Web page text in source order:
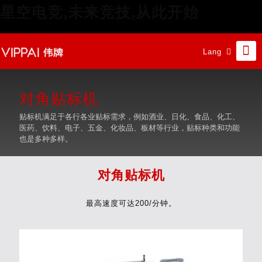
Lang
对角贴标机
贴标机满足于各行各业贴标需求，例如酒业、日化、食品、化工、
医药、饮料、电子、五金、化妆品、板材等行业，贴标种类和功能
也是多种多样。
对角贴标机
最高速度可达200/分钟。